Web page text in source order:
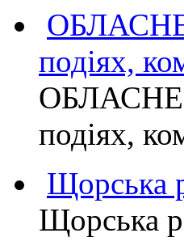
подіях,
подіях,
Щорська
Щорська